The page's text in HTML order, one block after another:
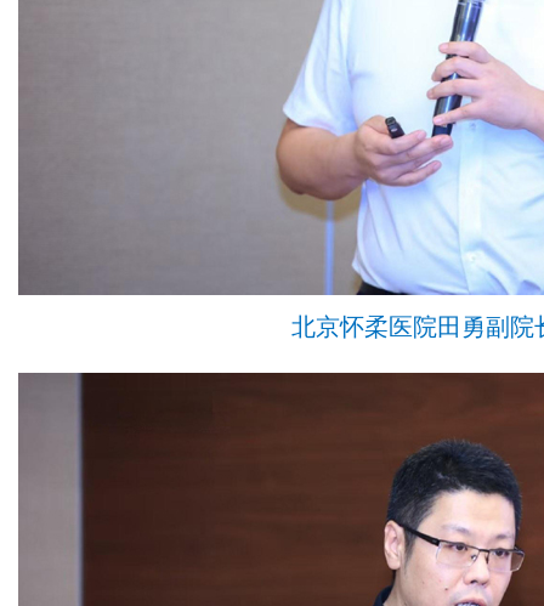
北京怀柔医院田勇副院